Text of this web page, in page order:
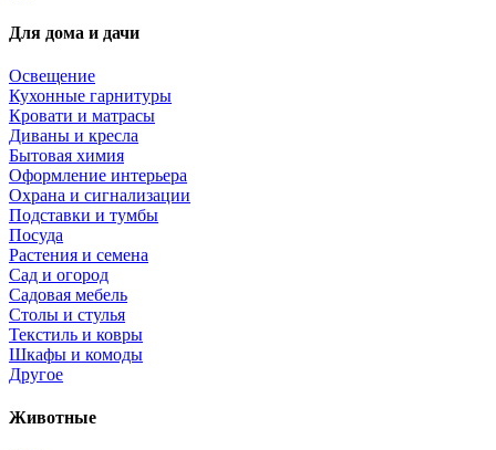
Для дома и дачи
Освещение
Кухонные гарнитуры
Кровати и матрасы
Диваны и кресла
Бытовая химия
Оформление интерьера
Охрана и сигнализации
Подставки и тумбы
Посуда
Растения и семена
Сад и огород
Садовая мебель
Столы и стулья
Текстиль и ковры
Шкафы и комоды
Другое
Животные